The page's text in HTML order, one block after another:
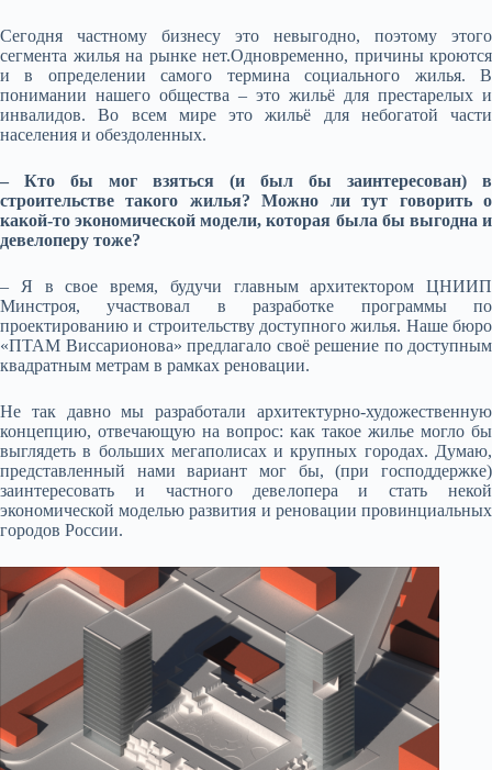
Сегодня частному бизнесу это невыгодно, поэтому этого
сегмента жилья на рынке нет.Одновременно, причины кроются
и в определении самого термина социального жилья. В
понимании нашего общества – это жильё для престарелых и
инвалидов. Во всем мире это жильё для небогатой части
населения и обездоленных.
– Кто бы мог взяться (и был бы заинтересован) в
строительстве такого жилья? Можно ли тут говорить о
какой-то экономической модели, которая была бы выгодна и
девелоперу тоже?
– Я в свое время, будучи главным архитектором ЦНИИП
Минстроя, участвовал в разработке программы по
проектированию и строительству доступного жилья. Наше бюро
«ПТАМ Виссарионова» предлагало своё решение по доступным
квадратным метрам в рамках реновации.
Не так давно мы разработали архитектурно-художественную
концепцию, отвечающую на вопрос: как такое жилье могло бы
выглядеть в больших мегаполисах и крупных городах. Думаю,
представленный нами вариант мог бы, (при господдержке)
заинтересовать и частного девелопера и стать некой
экономической моделью развития и реновации провинциальных
городов России.